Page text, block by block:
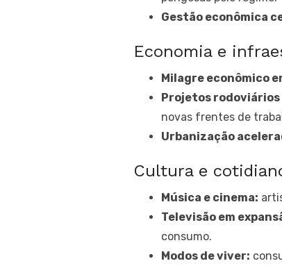
Gestão econômica
Economia e
Milagre econômico
Projetos
novas frentes de
Urbanização
Cultura e
Música e cinema:
Televisão em
consumo.
Modos de viver: